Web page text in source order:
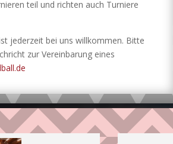
teil und richten auch Turniere
jederzeit bei uns willkommen. Bitte
zur Vereinbarung eines